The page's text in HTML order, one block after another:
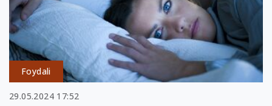
Foydali
29.05.2024 17:52